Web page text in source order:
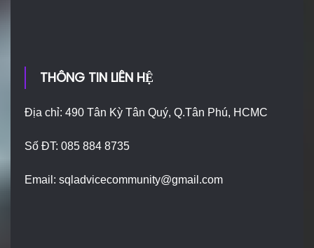
THÔNG TIN LIÊN HỆ
Địa chỉ: 490 Tân Kỳ Tân Quý, Q.Tân Phú, HCMC
Số ĐT: 085 884 8735
Email:sqladvicecommunity@gmail.com